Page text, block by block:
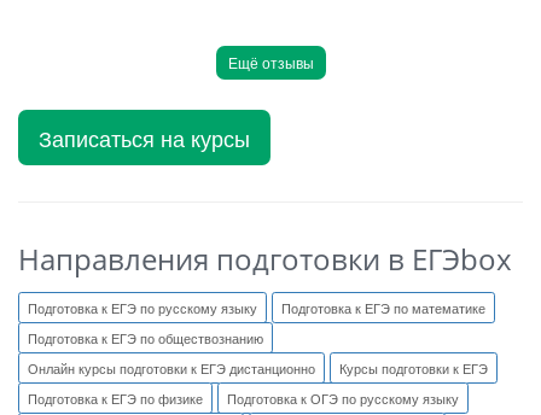
Ещё отзывы
Записаться на курсы
Направления подготовки в ЕГЭbox
Подготовка к ЕГЭ по русскому языку
Подготовка к ЕГЭ по математике
Подготовка к ЕГЭ по обществознанию
Онлайн курсы подготовки к ЕГЭ дистанционно
Курсы подготовки к ЕГЭ
Подготовка к ЕГЭ по физике
Подготовка к ОГЭ по русскому языку